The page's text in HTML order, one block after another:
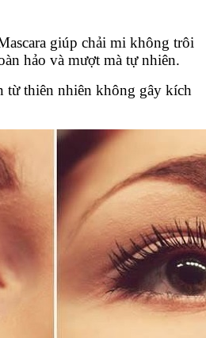
giúp chải mi không trôi
hảo và mượt mà tự nhiên.
từ thiên nhiên không gây kích